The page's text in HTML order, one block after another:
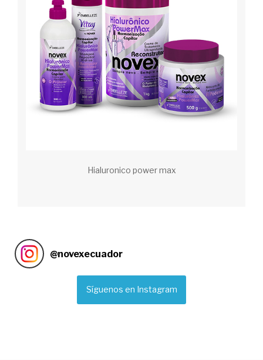
Hialuronico power max
@novexecuador
Síguenos en Instagram